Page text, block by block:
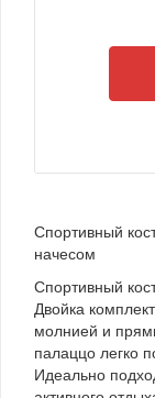
Спортивный
начесом
Спортивный
Двойка
молнией и
палаццо легко
Идеально